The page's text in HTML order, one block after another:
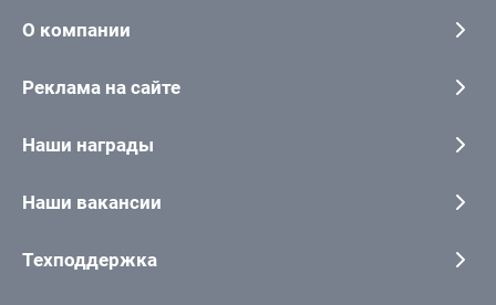
О компании
Реклама на сайте
Наши награды
Наши вакансии
Техподдержка